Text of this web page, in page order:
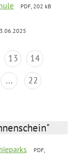
PDF, 202 kB
13
14
... 22
PDF,